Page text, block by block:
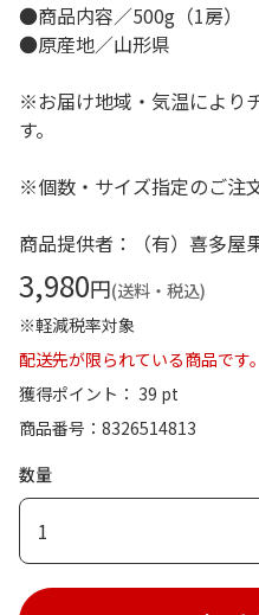
●商品内容／500g（1房）
●原産地／山形県
※お届け地域・気温により
す。
※個数・サイズ指定のご注
商品提供者：（有）喜多屋
3,980円(送料・税込)
※軽減税率対象
配送先が限られている商品です。
獲得ポイント： 39 pt
商品番号
8326514813
数量
1